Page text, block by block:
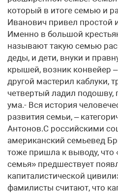
который в итоге семью и
Иванович привел простой
Именно в большой
называют такую семью
деды, и дети, внуки и
крышей, возник конвейер
другой мастерил каблуки,
четвертый ладил подошву,
ума.- Вся история
развития семьи, –
Антонов.С российскими
американский семьевед
тоже пришла к выводу, что
семья» предшествует
капиталистической
фамилисты считают, что